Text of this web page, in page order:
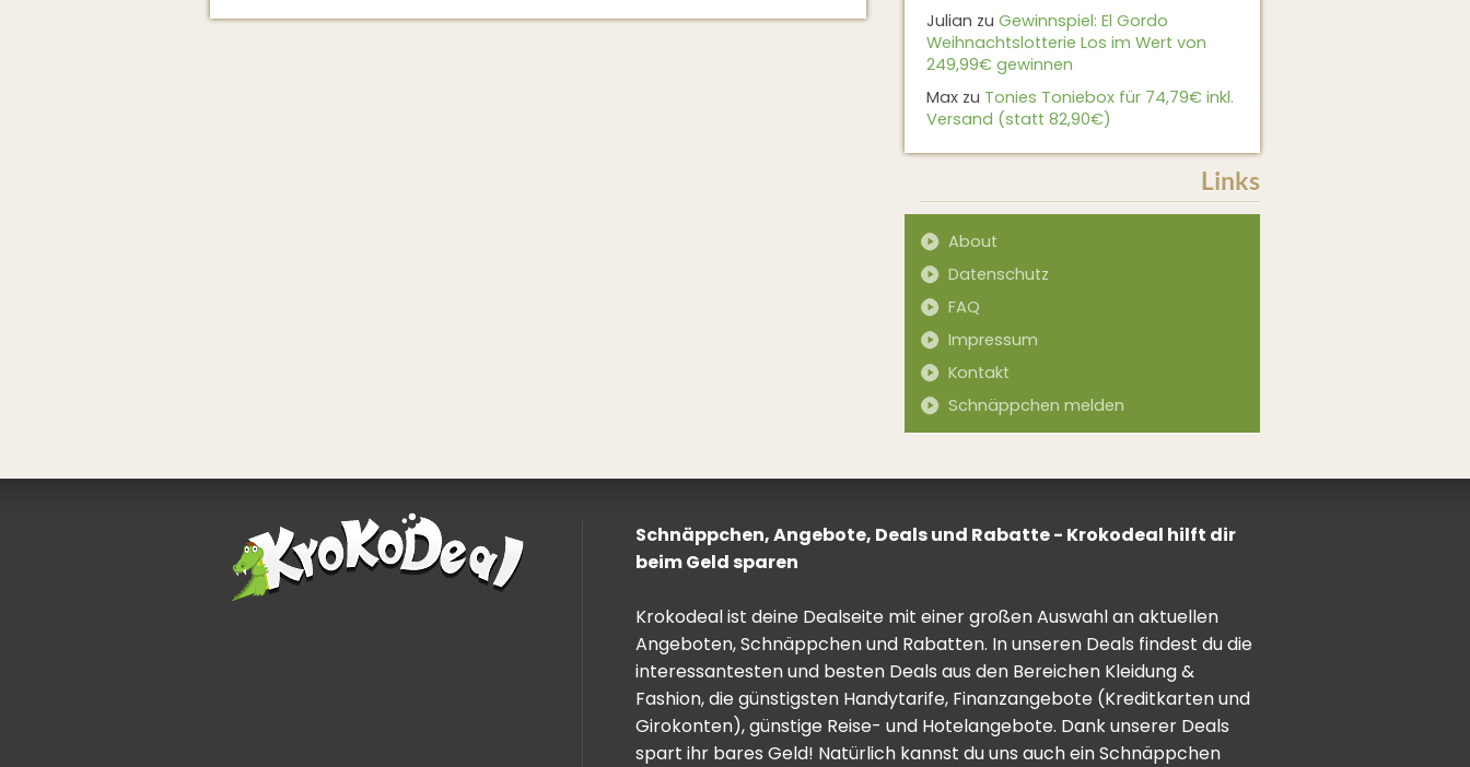
Julian zu Gewinnspiel: El Gordo
Weihnachtslotterie Los im Wert von
249,99€ gewinnen
Max zu Tonies Toniebox für 74,79€ inkl.
Versand (statt 82,90€)
Links
About
Datenschutz
FAQ
Impressum
Kontakt
Schnäppchen melden
Schnäppchen, Angebote, Deals und Rabatte - Krokodeal hilft dir
beim Geld sparen
Krokodeal ist deine Dealseite mit einer großen Auswahl an aktuellen
Angeboten, Schnäppchen und Rabatten. In unseren Deals findest du die
interessantesten und besten Deals aus den Bereichen Kleidung &
Fashion, die günstigsten Handytarife, Finanzangebote (Kreditkarten und
Girokonten), günstige Reise- und Hotelangebote. Dank unserer Deals
spart ihr bares Geld! Natürlich kannst du uns auch ein Schnäppchen